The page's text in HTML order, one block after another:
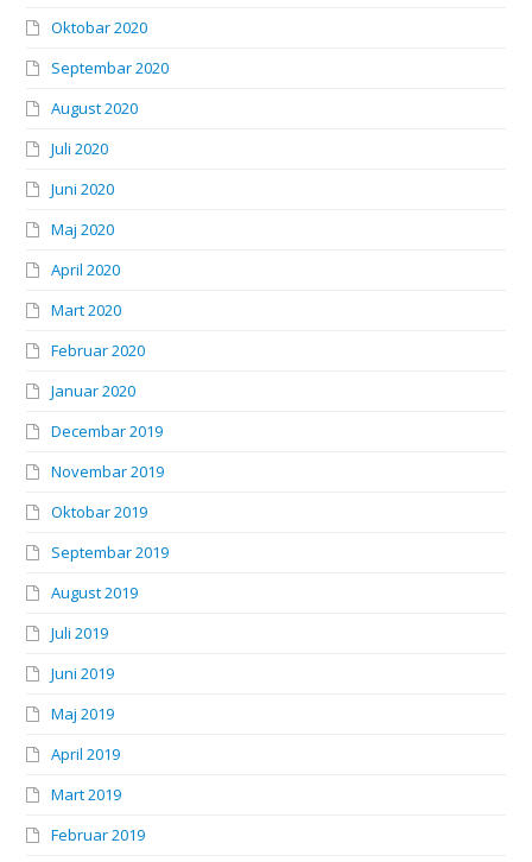
Oktobar 2020
Septembar 2020
August 2020
Juli 2020
Juni 2020
Maj 2020
April 2020
Mart 2020
Februar 2020
Januar 2020
Decembar 2019
Novembar 2019
Oktobar 2019
Septembar 2019
August 2019
Juli 2019
Juni 2019
Maj 2019
April 2019
Mart 2019
Februar 2019